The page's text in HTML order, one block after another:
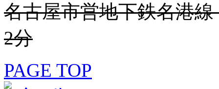
名古屋市営地下鉄名港
2分
PAGE TOP